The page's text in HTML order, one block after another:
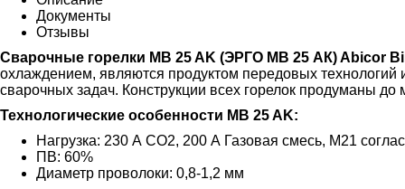
Документы
Отзывы
Сварочные горелки MB 25 AK (ЭРГО МВ 25 АК) Abicor
охлаждением, являются продуктом передовых
сварочных задач. Конструкции всех горелок продуманы до
Технологические особенности MB 25 AK:
Нагрузка: 230 А СО2, 200 А Газовая смесь, М21
ПВ: 60%
Диаметр проволоки: 0,8-1,2 мм